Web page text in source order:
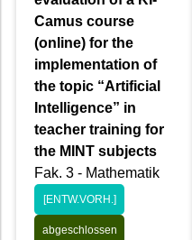
Camus course
(online) for the
implementation of
the topic “Artificial
Intelligence” in
teacher training for
the MINT subjects
Fak. 3 - Mathematik
[ENTW.VORH.]
abgeschlossen